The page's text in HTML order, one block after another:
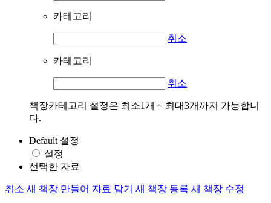
카테고리
취소
카테고리
취소
책장카테고리 설정은 최소1개 ~ 최대3개까지 가능합니
다.
Default 설정
설정
선택한 자료
취소 새 책장 만들어 자료 담기 새 책장 등록 새 책장 수정